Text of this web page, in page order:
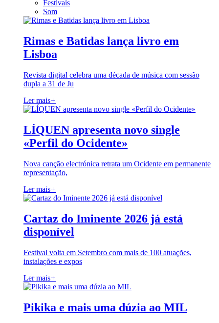
Festivais
Som
Rimas e Batidas lança livro em
Lisboa
Revista digital celebra uma década de música com sessão
dupla a 31 de Ju
Ler mais+
LÍQUEN apresenta novo single
«Perfil do Ocidente»
Nova canção electrónica retrata um Ocidente em permanente
representação,
Ler mais+
Cartaz do Iminente 2026 já está
disponível
Festival volta em Setembro com mais de 100 atuações,
instalações e expos
Ler mais+
Pikika e mais uma dúzia ao MIL